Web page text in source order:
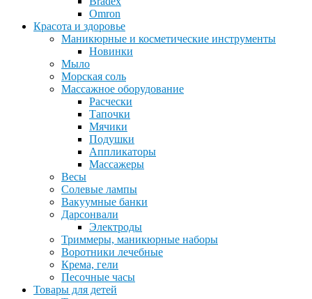
Omron
Красота и здоровье
Маникюрные и косметические инструменты
Новинки
Мыло
Морская соль
Массажное оборудование
Расчески
Тапочки
Мячики
Подушки
Аппликаторы
Массажеры
Весы
Солевые лампы
Вакуумные банки
Дарсонвали
Электроды
Триммеры, маникюрные наборы
Воротники лечебные
Крема, гели
Песочные часы
Товары для детей